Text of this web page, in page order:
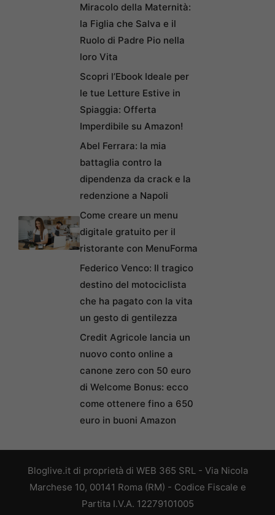
Miracolo della Maternità:
la Figlia che Salva e il
Ruolo di Padre Pio nella
loro Vita
Scopri l’Ebook Ideale per
le tue Letture Estive in
Spiaggia: Offerta
Imperdibile su Amazon!
Abel Ferrara: la mia
battaglia contro la
dipendenza da crack e la
redenzione a Napoli
Come creare un menu
digitale gratuito per il
ristorante con MenuForma
Federico Venco: Il tragico
destino del motociclista
che ha pagato con la vita
un gesto di gentilezza
Credit Agricole lancia un
nuovo conto online a
canone zero con 50 euro
di Welcome Bonus: ecco
come ottenere fino a 650
euro in buoni Amazon
Bloglive.it di proprietà di WEB 365 SRL - Via Nicola
Marchese 10, 00141 Roma (RM) - Codice Fiscale e
Partita I.V.A. 12279101005